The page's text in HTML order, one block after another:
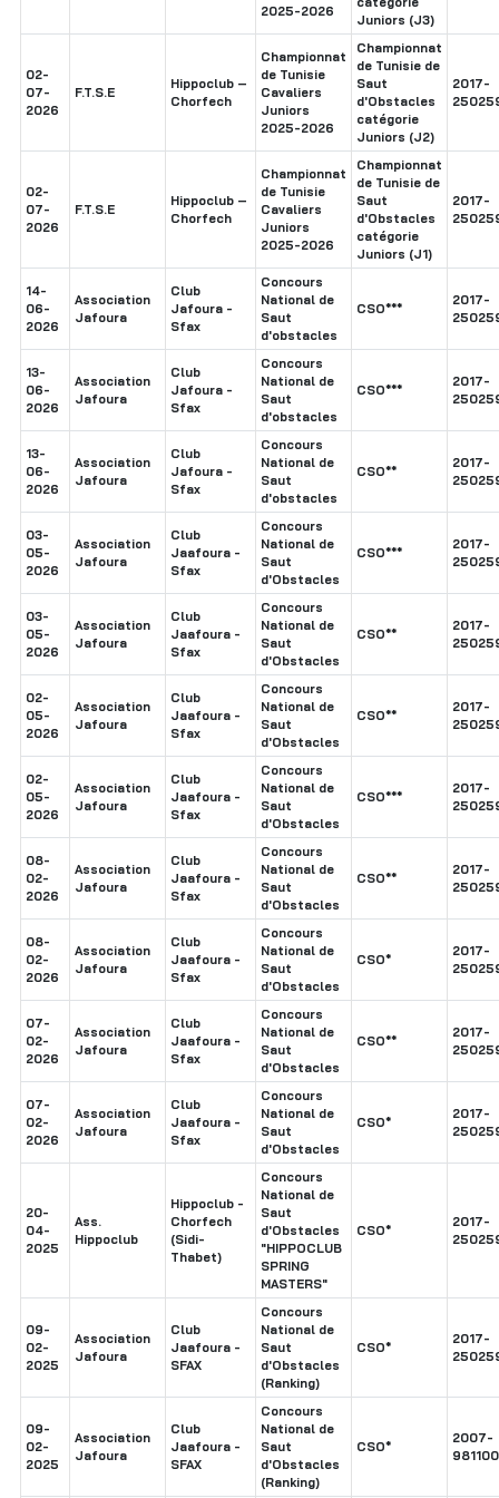
2025-2026
Juniors (J3)
02-
07-
2026
F.T.S.E
Hippoclub –
Chorfech
Championnat
de Tunisie
Cavaliers
Juniors
2025-2026
Championnat
de Tunisie de
Saut
d'Obstacles
catégorie
Juniors (J2)
2017-
02-
07-
2026
F.T.S.E
Hippoclub –
Chorfech
Championnat
de Tunisie
Cavaliers
Juniors
2025-2026
Championnat
de Tunisie de
Saut
d'Obstacles
catégorie
Juniors (J1)
2017-
14-
06-
2026
Association
Jafoura
Club
Jafoura -
Sfax
Concours
National de
Saut
d'obstacles
CSO***
2017-
13-
06-
2026
Association
Jafoura
Club
Jafoura -
Sfax
Concours
National de
Saut
d'obstacles
CSO***
2017-
13-
06-
2026
Association
Jafoura
Club
Jafoura -
Sfax
Concours
National de
Saut
d'obstacles
CSO**
2017-
03-
05-
2026
Association
Jafoura
Club
Jaafoura -
Sfax
Concours
National de
Saut
d'Obstacles
CSO***
2017-
03-
05-
2026
Association
Jafoura
Club
Jaafoura -
Sfax
Concours
National de
Saut
d'Obstacles
CSO**
2017-
02-
05-
2026
Association
Jafoura
Club
Jaafoura -
Sfax
Concours
National de
Saut
d'Obstacles
CSO**
2017-
02-
05-
2026
Association
Jafoura
Club
Jaafoura -
Sfax
Concours
National de
Saut
d'Obstacles
CSO***
2017-
08-
02-
2026
Association
Jafoura
Club
Jaafoura -
Sfax
Concours
National de
Saut
d'Obstacles
CSO**
2017-
08-
02-
2026
Association
Jafoura
Club
Jaafoura -
Sfax
Concours
National de
Saut
d'Obstacles
CSO*
2017-
07-
02-
2026
Association
Jafoura
Club
Jaafoura -
Sfax
Concours
National de
Saut
d'Obstacles
CSO**
2017-
07-
02-
2026
Association
Jafoura
Club
Jaafoura -
Sfax
Concours
National de
Saut
d'Obstacles
CSO*
2017-
20-
04-
2025
Ass.
Hippoclub
Hippoclub -
Chorfech
(Sidi-
Thabet)
Concours
National de
Saut
d'Obstacles
"HIPPOCLUB
SPRING
MASTERS"
CSO*
2017-
09-
02-
2025
Association
Jafoura
Club
Jaafoura -
SFAX
Concours
National de
Saut
d'Obstacles
(Ranking)
CSO*
2017-
09-
02-
2025
Association
Jafoura
Club
Jaafoura -
SFAX
Concours
National de
Saut
d'Obstacles
(Ranking)
CSO*
2007-